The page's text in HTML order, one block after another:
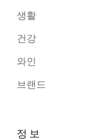
생활
건강
와인
브랜드
정보